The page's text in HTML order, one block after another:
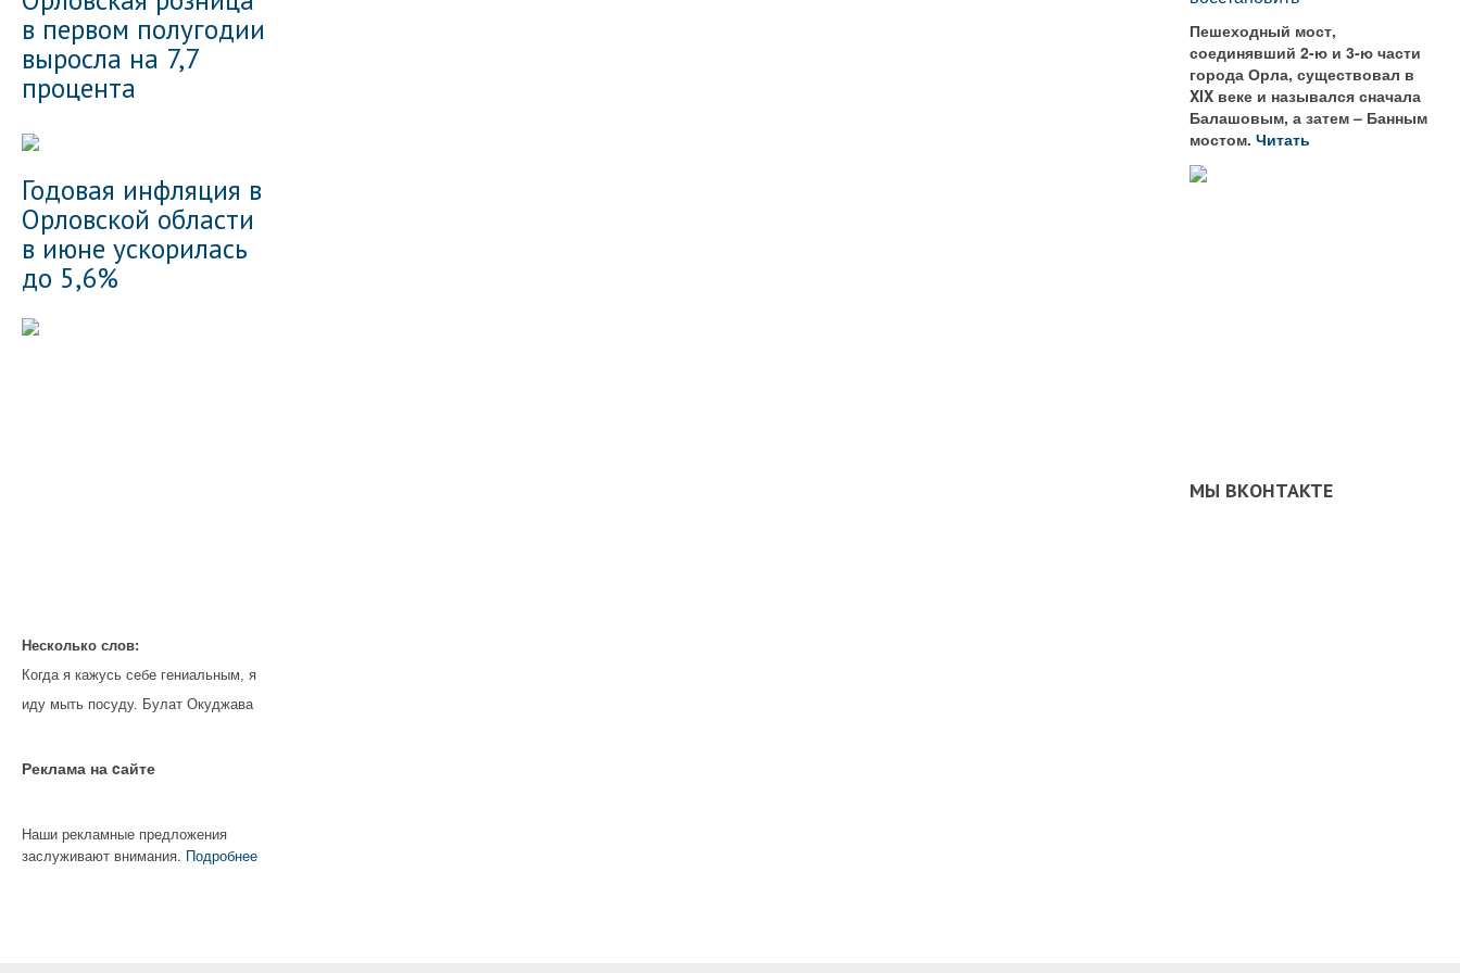
в первом полугодии
выросла на 7,7
процента
Годовая инфляция в
Орловской области
в июне ускорилась
до 5,6%
Несколько слов:
Когда я кажусь себе гениальным, я
иду мыть посуду. Булат Окуджава
Реклама на cайте
Наши рекламные предложения
заслуживают внимания. Подробнее
Пешеходный мост,
соединявший 2-ю и 3-ю части
города Орла, существовал в
XIX веке и назывался сначала
Балашовым, а затем – Банным
мостом.Читать
МЫ ВКОНТАКТЕ